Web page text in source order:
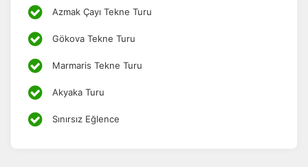
Azmak Çayı Tekne Turu
Gökova Tekne Turu
Marmaris Tekne Turu
Akyaka Turu
Sınırsız Eğlence